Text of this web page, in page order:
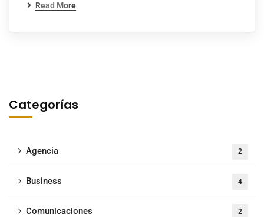
Read More
Categorías
Agencia 2
Business 4
Comunicaciones 2